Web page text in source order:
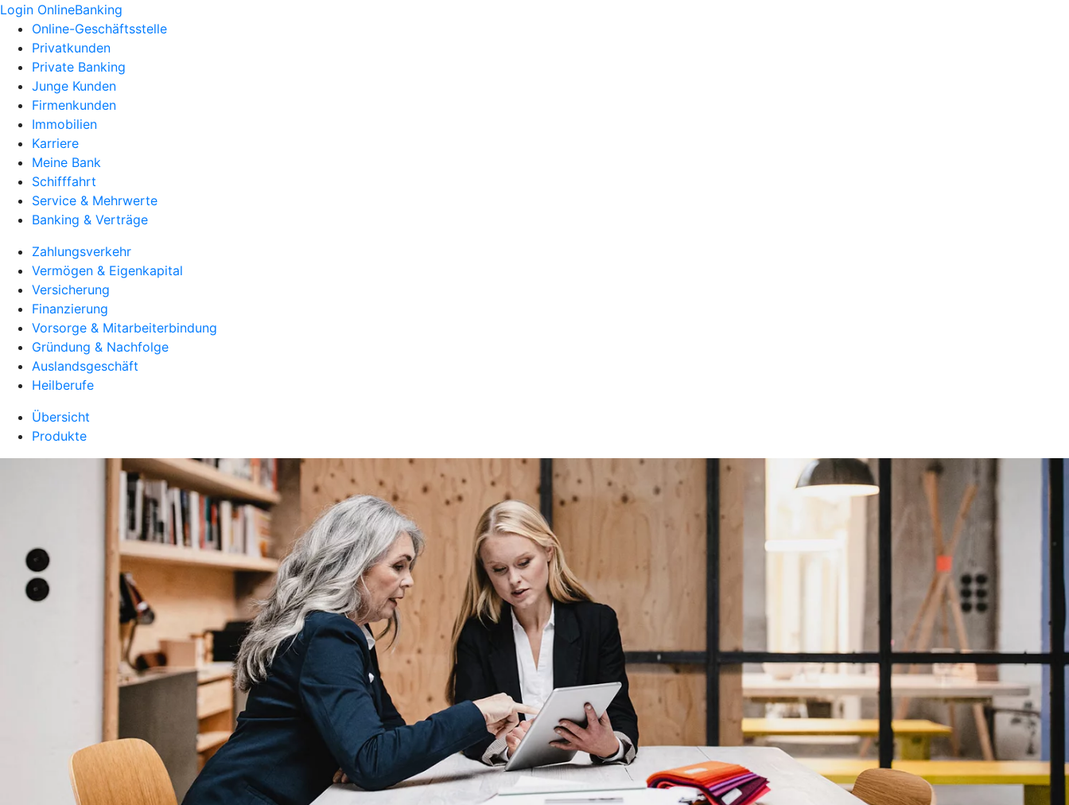
Login OnlineBanking
Online-Geschäftsstelle
Privatkunden
Private Banking
Junge Kunden
Firmenkunden
Immobilien
Karriere
Meine Bank
Schifffahrt
Service & Mehrwerte
Banking & Verträge
Zahlungsverkehr
Vermögen & Eigenkapital
Versicherung
Finanzierung
Vorsorge & Mitarbeiterbindung
Gründung & Nachfolge
Auslandsgeschäft
Heilberufe
Übersicht
Produkte